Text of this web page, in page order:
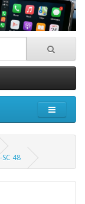
SC 48